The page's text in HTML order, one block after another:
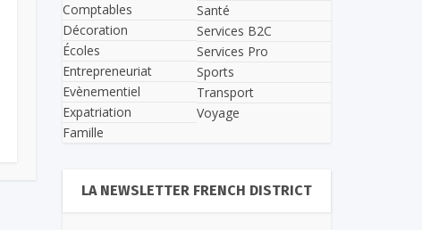
Comptables
Décoration
Écoles
Entrepreneuriat
Evènementiel
Expatriation
Famille
Santé
Services B2C
Services Pro
Sports
Transport
Voyage
LA NEWSLETTER FRENCH DISTRICT